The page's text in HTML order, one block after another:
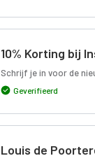
10% Korting bij
Schrijf je in voor de
Geverifieerd
Louis de